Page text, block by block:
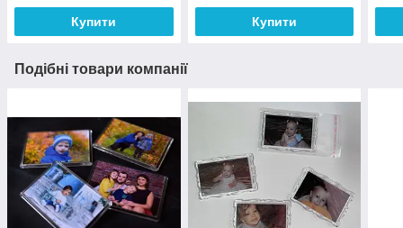
Купити Купити
Подібні товари компанії